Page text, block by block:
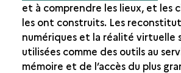
et à comprendre les lieux, et les
les ont construits. Les
numériques et la réalité virtuelle
utilisées comme des outils au
mémoire et de l’accès du plus